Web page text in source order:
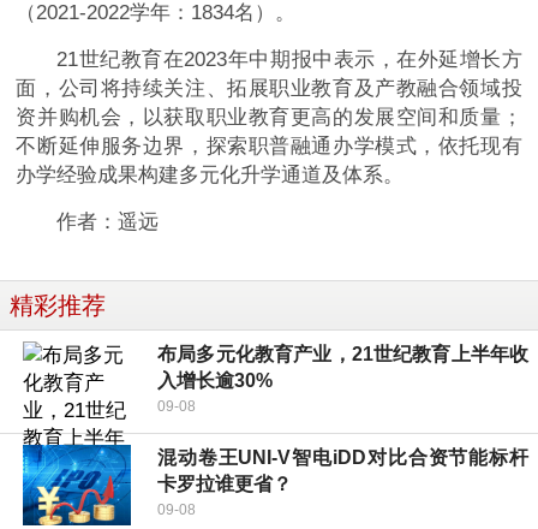
（2021-2022学年：1834名）。
21世纪教育在2023年中期报中表示，在外延增长方
面，公司将持续关注、拓展职业教育及产教融合领域投
资并购机会，以获取职业教育更高的发展空间和质量；
不断延伸服务边界，探索职普融通办学模式，依托现有
办学经验成果构建多元化升学通道及体系。
作者：遥远
精彩推荐
布局多元化教育产业，21世纪教育上半年收
入增长逾30%
09-08
混动卷王UNI-V智电iDD对比合资节能标杆
卡罗拉谁更省？
09-08